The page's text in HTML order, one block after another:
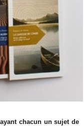
chacun un sujet de